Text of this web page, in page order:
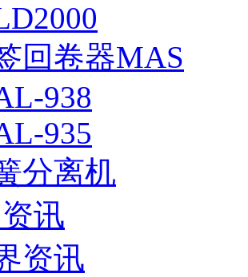
回卷器MAS
938
935
分离机
讯
资讯